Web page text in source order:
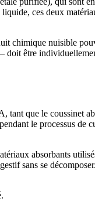
ces deux
chimique nuisible
doit être
tant que le coussinet
le processus de
absorbants
sans se